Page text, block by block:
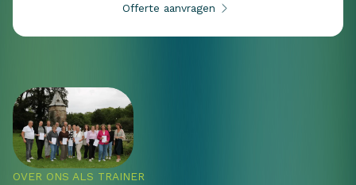
Offerte aanvragen
OVER ONS ALS TRAINER